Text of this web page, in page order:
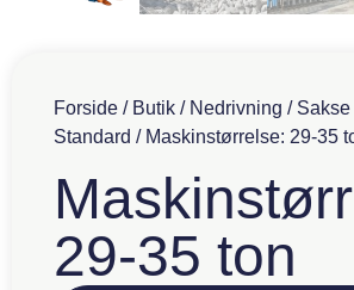
Forside / Butik / Nedrivning /
Standard / Maskinstørrelse: 29-35
29-35 ton